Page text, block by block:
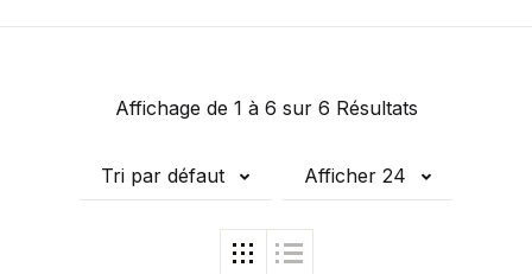
Affichage de 1 à 6 sur 6 Résultats
Tri par défaut Afficher 24